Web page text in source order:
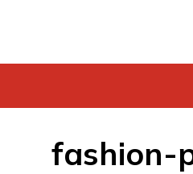
fashion-